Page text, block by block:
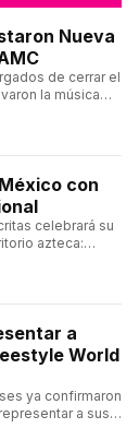
Nueva
de cerrar el
la música
con
celebrará su
azteca:
a
World
ya confirmaron
a sus